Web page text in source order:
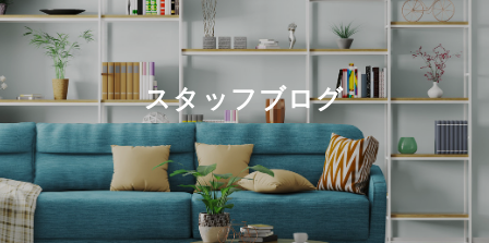
スタッフブログ